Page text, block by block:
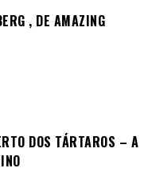
, DE AMAZING
DOS TÁRTAROS – A